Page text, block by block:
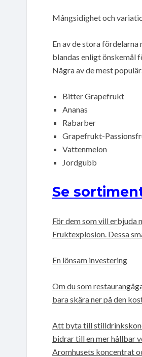
Mångsidighet och
En av de stora
blandas enligt önskemål
Några av de mest
Bitter Grapefrukt
Ananas
Rabarber
Grapefrukt-
Vattenmelon
Jordgubb
Se
För dem som vill erbjuda
Fruktexplosion. Dessa
En lönsam investering
Om du som
bara skära ner på den
Att byta till
bidrar till en mer hållbar
Aromhusets koncentrat